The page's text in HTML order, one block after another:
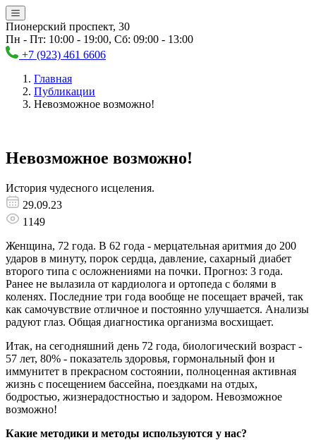
Пионерский проспект, 30
Пн - Пт: 10:00 - 19:00, Сб: 09:00 - 13:00
+7 (923) 461 6606
Главная
Публикации
Невозможное возможно!
Невозможное возможно!
История чудесного исцеления.
29.09.23
1149
Женщина, 72 года. В 62 года - мерцательная аритмия до 200
ударов в минуту, порок сердца, давление, сахарный диабет
второго типа с осложнениями на почки. Прогноз: 3 года.
Ранее не вылазила от кардиолога и ортопеда с болями в
коленях. Последние три года вообще не посещает врачей, так
как самочувствие отличное и постоянно улучшается. Анализы
радуют глаз. Общая диагностика организма восхищает.
Итак, на сегодняшний день 72 года, биологический возраст -
57 лет, 80% - показатель здоровья, гормональный фон и
иммунитет в прекрасном состоянии, полноценная активная
жизнь с посещением бассейна, поездками на отдых,
бодростью, жизнерадостностью и задором. Невозможное
возможно!
Какие методики и методы используются у нас?